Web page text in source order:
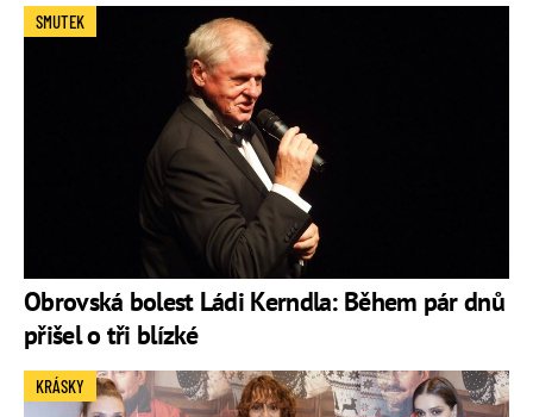
Obrovská bolest Ládi Kerndla: Během pár dnů
přišel o tři blízké
SMUTEK
KRÁSKY